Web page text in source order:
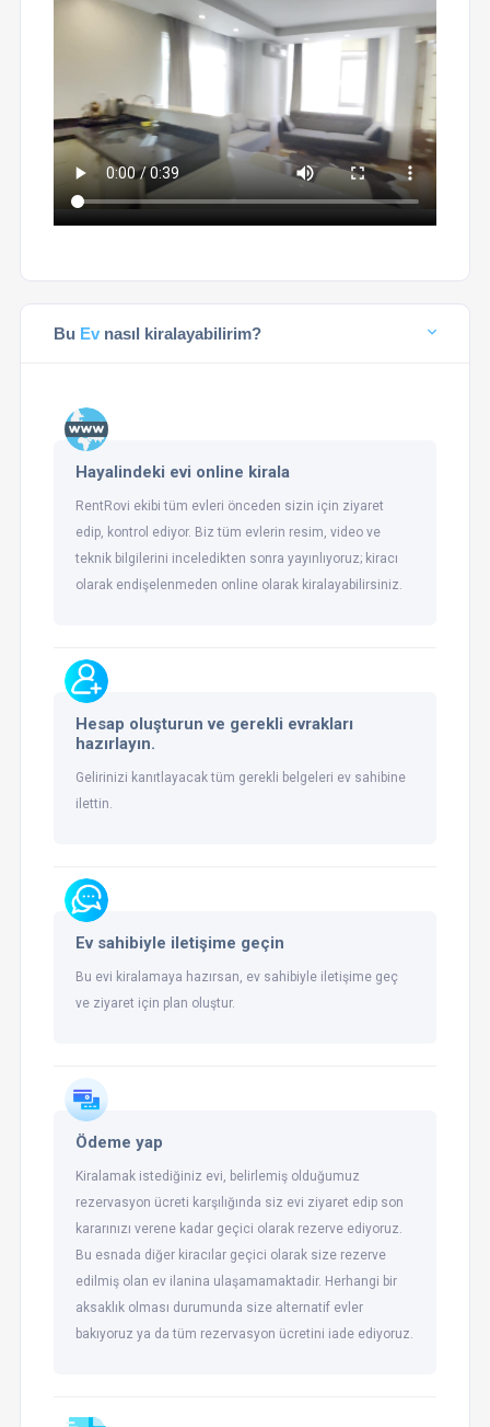
Bu Ev nasıl kiralayabilirim?
Hayalindeki evi online kirala
RentRovi ekibi tüm evleri önceden sizin için ziyaret
edip, kontrol ediyor. Biz tüm evlerin resim, video ve
teknik bilgilerini inceledikten sonra yayınlıyoruz; kiracı
olarak endişelenmeden online olarak kiralayabilirsiniz.
Hesap oluşturun ve gerekli evrakları
hazırlayın.
Gelirinizi kanıtlayacak tüm gerekli belgeleri ev sahibine
ilettin.
Ev sahibiyle iletişime geçin
Bu evi kiralamaya hazırsan, ev sahibiyle iletişime geç
ve ziyaret için plan oluştur.
Ödeme yap
Kiralamak istediğiniz evi, belirlemiş olduğumuz
rezervasyon ücreti karşılığında siz evi ziyaret edip son
kararınızı verene kadar geçici olarak rezerve ediyoruz.
Bu esnada diğer kiracılar geçici olarak size rezerve
edilmiş olan ev ilanina ulaşamamaktadir. Herhangi bir
aksaklık olması durumunda size alternatif evler
bakıyoruz ya da tüm rezervasyon ücretini iade ediyoruz.